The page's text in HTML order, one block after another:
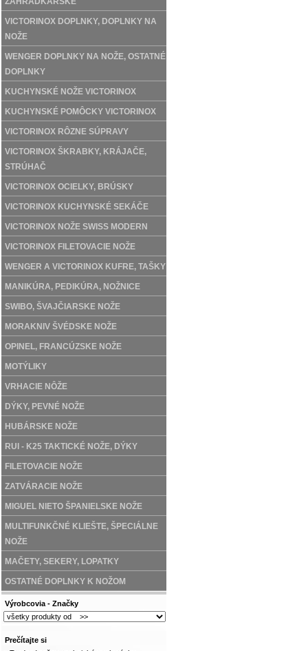
VICTORINOX DOPLNKY, DOPLNKY NA
NOŽE
WENGER DOPLNKY NA NOŽE, OSTATNÉ
DOPLNKY
KUCHYNSKÉ NOŽE VICTORINOX
KUCHYNSKÉ POMÔCKY VICTORINOX
VICTORINOX RÔZNE SÚPRAVY
VICTORINOX ŠKRABKY, KRÁJAČE,
STRÚHAČ
VICTORINOX OCIELKY, BRÚSKY
VICTORINOX KUCHYNSKÉ SEKÁČE
VICTORINOX NOŽE SWISS MODERN
VICTORINOX FILETOVACIE NOŽE
WENGER A VICTORINOX KUFRE, TAŠKY
MANIKÚRA, PEDIKÚRA, NOŽNICE
SWIBO, ŠVAJČIARSKE NOŽE
MORAKNIV ŠVÉDSKE NOŽE
OPINEL, FRANCÚZSKE NOŽE
MOTÝLIKY
VRHACIE NÔŽE
DÝKY, PEVNÉ NOŽE
HUBÁRSKE NOŽE
RUI - K25 TAKTICKÉ NOŽE, DÝKY
FILETOVACIE NOŽE
ZATVÁRACIE NOŽE
MIGUEL NIETO ŠPANIELSKE NOŽE
MULTIFUNKČNÉ KLIEŠTE, ŠPECIÁLNE
NOŽE
MAČETY, SEKERY, LOPATKY
OSTATNÉ DOPLNKY K NOŽOM
Výrobcovia - Značky
Prečítajte si